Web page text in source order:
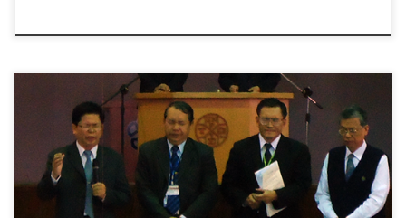
12月19日高市縣年終感恩相調特會, 這次相調從學生到中壯年
聖徒都見證聖別主日是何等蒙福的事。做 […]